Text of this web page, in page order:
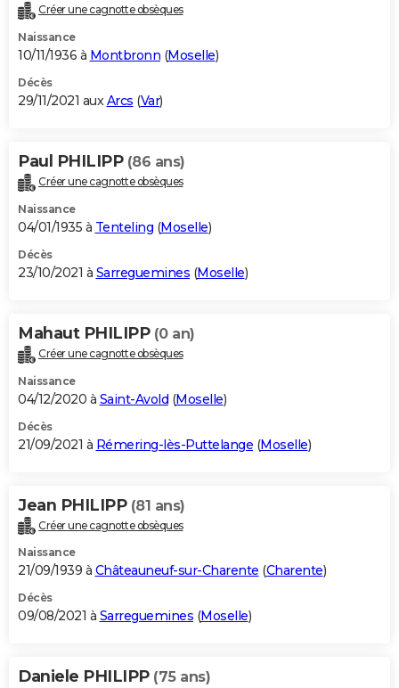
Créer une cagnotte obsèques
Naissance
10/11/1936 à Montbronn (Moselle)
Décès
29/11/2021 auxArcs (Var)
Paul PHILIPP (86 ans)
Créer une cagnotte obsèques
Naissance
04/01/1935 à Tenteling (Moselle)
Décès
23/10/2021 à Sarreguemines (Moselle)
Mahaut PHILIPP (0 an)
Créer une cagnotte obsèques
Naissance
04/12/2020 à Saint-Avold (Moselle)
Décès
21/09/2021 à Rémering-lès-Puttelange (Moselle)
Jean PHILIPP (81 ans)
Créer une cagnotte obsèques
Naissance
21/09/1939 à Châteauneuf-sur-Charente (Charente)
Décès
09/08/2021 à Sarreguemines (Moselle)
Daniele PHILIPP (75 ans)